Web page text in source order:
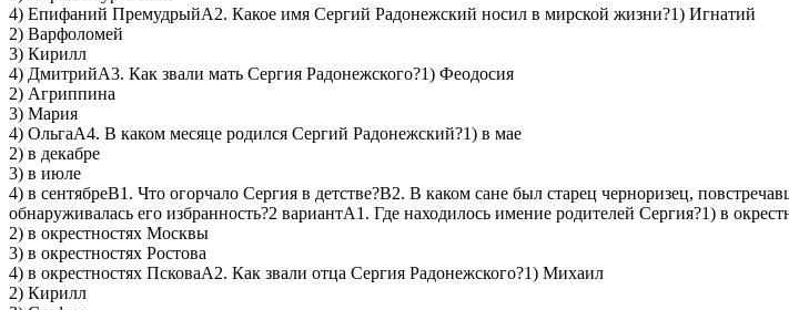
4) Епифаний ПремудрыйА2. Какое имя Сергий Радонежский носил в мирской жизни?1) Игнатий
2) Варфоломей
3) Кирилл
4) ДмитрийА3. Как звали мать Сергия Радонежского?1) Феодосия
2) Агриппина
3) Мария
4) ОльгаА4. В каком месяце родился Сергий Радонежский?1) в мае
2) в декабре
3) в июле
4) в сентябреВ1. Что огорчало Сергия в детстве?В2. В каком сане был старец черноризец,
обнаруживалась его избранность?2 вариантА1. Где находилось имение родителей Сергия?1) в
2) в окрестностях Москвы
3) в окрестностях Ростова
4) в окрестностях ПсковаА2. Как звали отца Сергия Радонежского?1) Михаил
2) Кирилл